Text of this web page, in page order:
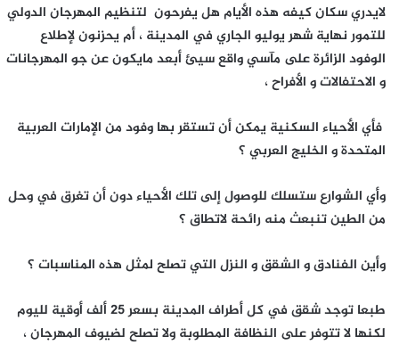
لايدري سكان كيفه هذه الأيام هل يفرحون لتنظيم المهرجان الدولي
للتمور نهاية شهر يوليو الجاري في المدينة ، أم يحزنون لإطلاع
الوفود الزائرة على مآسي واقع سيئ أبعد مايكون عن جو المهرجانات
و الاحتفالات و الأفراح ،
فأي الأحياء السكنية يمكن أن تستقر بها وفود من الإمارات العربية
المتحدة و الخليج العربي ؟
وأي الشوارع ستسلك للوصول إلى تلك الأحياء دون أن تغرق في وحل
من الطين تنبعث منه رائحة لاتطاق ؟
وأين الفنادق و الشقق و النزل التي تصلح لمثل هذه المناسبات ؟
طبعا توجد شقق في كل أطراف المدينة بسعر 25 ألف أوقية لليوم
لكنها لا تتوفر على النظافة المطلوبة ولا تصلح لضيوف المهرجان ،